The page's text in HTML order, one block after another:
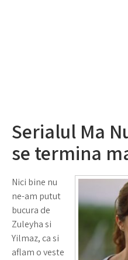
Serialul Ma
se termina
Nici bine nu
ne-am putut
bucura de
Zuleyha si
Yilmaz, ca si
aflam o veste